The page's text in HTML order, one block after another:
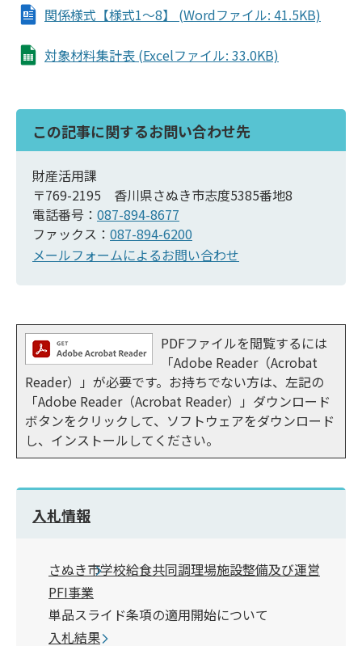
関係様式【様式1～8】 (Wordファイル: 41.5KB)
対象材料集計表 (Excelファイル: 33.0KB)
この記事に関するお問い合わせ先
財産活用課
〒769-2195 香川県さぬき市志度5385番地8
電話番号： 087-894-8677
ファックス： 087-894-6200
メールフォームによるお問い合わせ
PDFファイルを閲覧するには
「Adobe Reader（Acrobat
Reader）」が必要です。お持ちでない方は、左記の
「Adobe Reader（Acrobat Reader）」ダウンロード
ボタンをクリックして、ソフトウェアをダウンロード
し、インストールしてください。
入札情報
さぬき市学校給食共同調理場施設整備及び運営
PFI事業
単品スライド条項の適用開始について
入札結果